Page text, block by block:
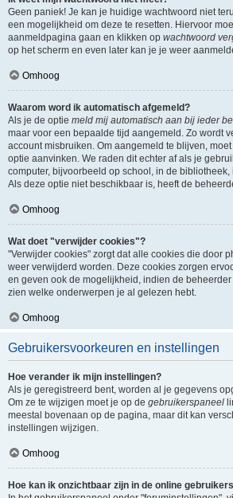
Geen paniek! Je kan je huidige wachtwoord niet
een mogelijkheid om deze te resetten. Hiervoor
aanmeldpagina gaan en klikken op wachtwoord
op het scherm en even later kan je je weer
Omhoog
Waarom word ik automatisch afgemeld?
Als je de optie meld mij automatisch aan bij ieder
maar voor een bepaalde tijd aangemeld. Zo wordt
account misbruiken. Om aangemeld te blijven,
optie aanvinken. We raden dit echter af als je
computer, bijvoorbeeld op school, in de
Als deze optie niet beschikbaar is, heeft de
Omhoog
Wat doet "verwijder cookies"?
"Verwijder cookies" zorgt dat alle cookies die door
weer verwijderd worden. Deze cookies zorgen
en geven ook de mogelijkheid, indien de
zien welke onderwerpen je al gelezen hebt.
Omhoog
Gebruikersvoorkeuren en instellingen
Hoe verander ik mijn instellingen?
Als je geregistreerd bent, worden al je gegevens
Om ze te wijzigen moet je op de gebruikerspaneel
meestal bovenaan op de pagina, maar dit kan
instellingen wijzigen.
Omhoog
Hoe kan ik onzichtbaar zijn in de online